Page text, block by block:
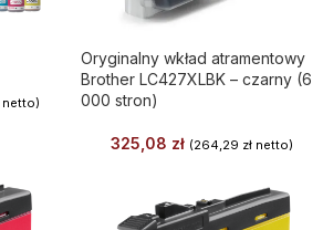
netto)
Oryginalny wkład atramentowy
Brother LC427XLBK – czarny (6
000 stron)
325,08 zł (264,29 zł netto)